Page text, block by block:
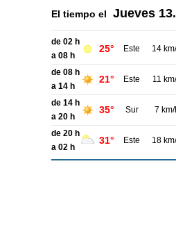
El tiempo el Jueves
de 02 h
a 08 h
25° Este 14
de 08 h
a 14 h
21° Este 11
de 14 h
a 20 h
35° Sur 7 km/
de 20 h
a 02 h
31° Este 18